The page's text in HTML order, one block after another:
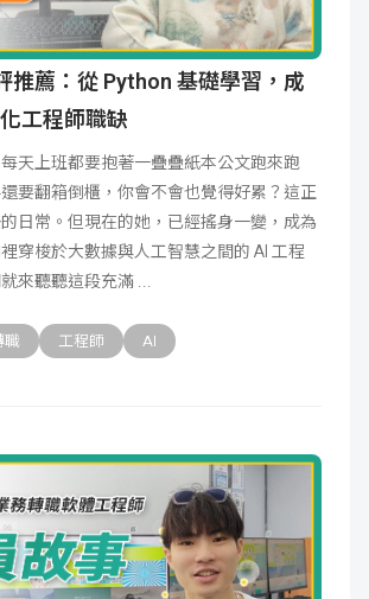
推薦：從 Python 基礎學習，成
工程師職缺
天上班都要抱著一疊疊紙本公文跑來跑
要翻箱倒櫃，你會不會也覺得好累？這正
日常。但現在的她，已經搖身一變，成為
穿梭於大數據與人工智慧之間的 AI 工程
來聽聽這段充滿
職 工程師 AI